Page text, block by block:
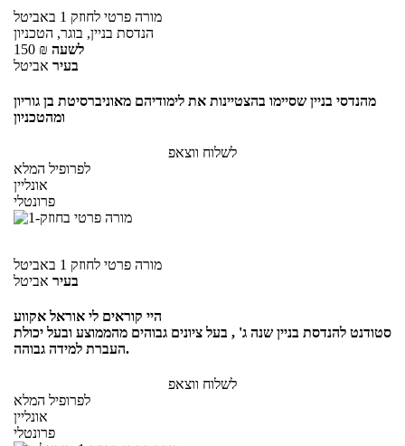
מורה פרטי לחוזק 1
באביטל
הנדסת בניין, בוגר, הטכניון
150 ₪ לשעה
בעיר אביטל
מהנדסי בניין שסיימו בהצטיינות את לימודיהם מאוניברסיטת בן גוריון
ומהטכניון
לשלוח ווצאפ
לפרופיל המלא
אונליין
פרונטלי
מורה פרטי לחוזק 1
באביטל
בעיר אביטל
היי קוראים לי אוראל אקווע
סטודנט להנדסת בניין שנה ג' , בעל ציונים גבוהים מהממוצע ובעל יכולת
העברת למידה גבוהה.
לשלוח ווצאפ
לפרופיל המלא
אונליין
פרונטלי